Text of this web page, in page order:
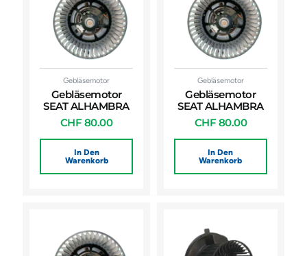
Gebläsemotor
Gebläsemotor
SEAT ALHAMBRA
CHF 80.00
In Den
Warenkorb
Gebläsemotor
Gebläsemotor
SEAT ALHAMBRA
CHF 80.00
In Den
Warenkorb